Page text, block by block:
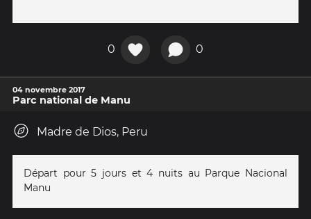
0 0
04 novembre 2017
Parc national de Manu
Madre de Dios, Peru
Départ pour 5 jours et 4 nuits au Parque Nacional
Manu